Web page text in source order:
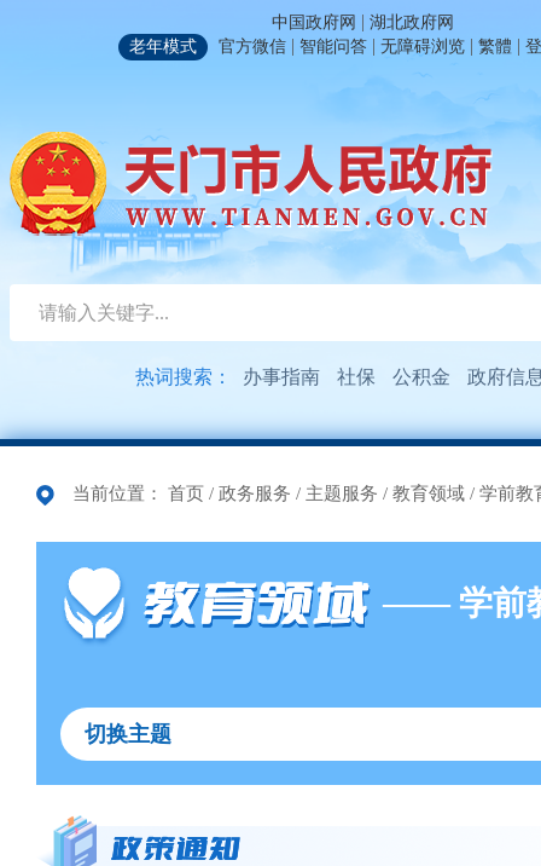
中国政府网 | 湖北政府网
老年模式
官方微信 | 智能问答 | 无障碍浏览 | 繁體 |
热词搜索： 办事指南 社保 公积金 政府信
当前位置： 首页 / 政务服务 / 主题服务 / 教育领域 / 学前教
—— 学前
切换主题